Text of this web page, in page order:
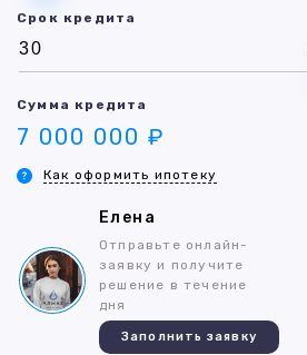
Срок кредита
Сумма кредита
7 000 000 ₽
Как оформить ипотеку
Елена
Отправьте онлайн-
заявку и получите
решение в течение
дня
Заполнить заявку